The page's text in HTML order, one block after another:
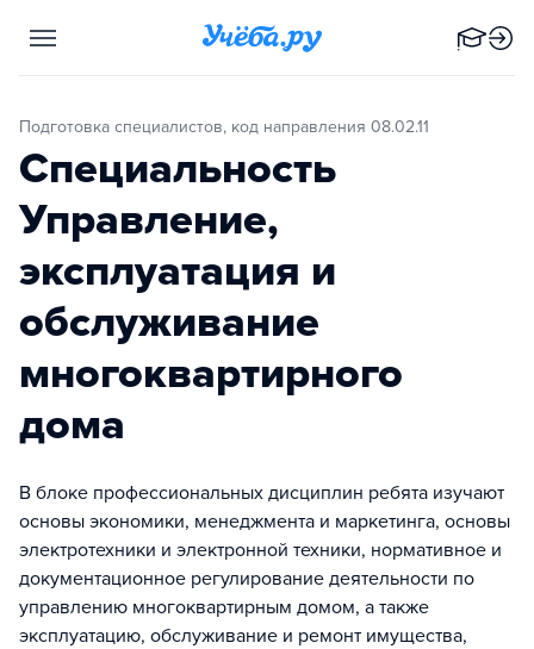
Подготовка специалистов, код направления 08.02.11
Специальность
Управление,
эксплуатация и
обслуживание
многоквартирного
дома
В блоке профессиональных дисциплин ребята изучают
основы экономики, менеджмента и маркетинга, основы
электротехники и электронной техники, нормативное и
документационное регулирование деятельности по
управлению многоквартирным домом, а также
эксплуатацию, обслуживание и ремонт имущества,